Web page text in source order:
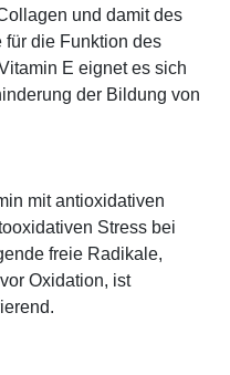
und damit des
die Funktion des
E eignet es sich
der Bildung von
mit antioxidativen
Stress bei
freie Radikale,
Oxidation, ist